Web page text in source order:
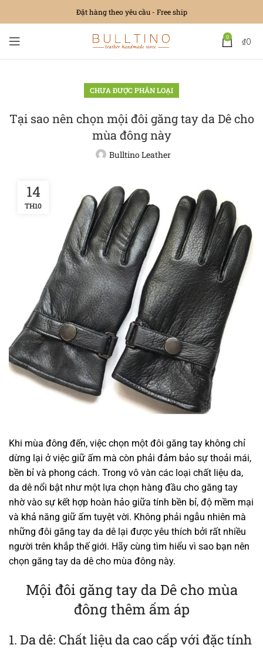
Đặt hàng theo yêu cầu - Free ship
0 ₫0
CHƯA ĐƯỢC PHÂN LOẠI
Tại sao nên chọn mội đôi găng tay da Dê cho
mùa đông này
Bulltino Leather
14
TH10
Khi mùa đông đến, việc chọn một đôi găng tay không chỉ
dừng lại ở việc giữ ấm mà còn phải đảm bảo sự thoải mái,
bền bỉ và phong cách. Trong vô vàn các loại chất liệu da,
da dê nổi bật như một lựa chọn hàng đầu cho găng tay
nhờ vào sự kết hợp hoàn hảo giữa tính bền bỉ, độ mềm mại
và khả năng giữ ấm tuyệt vời. Không phải ngẫu nhiên mà
những đôi găng tay da dê lại được yêu thích bởi rất nhiều
người trên khắp thế giới. Hãy cùng tìm hiểu vì sao bạn nên
chọn găng tay da dê cho mùa đông này.
Mội đôi găng tay da Dê cho mùa
đông thêm ấm áp
1. Da dê: Chất liệu da cao cấp với đặc tính